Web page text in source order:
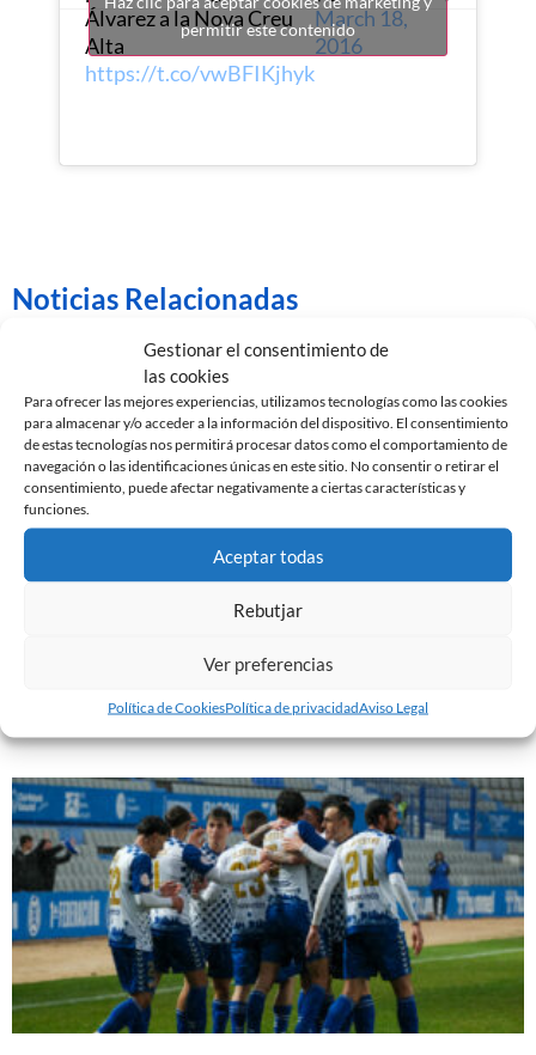
Gestionar el consentimiento de
las cookies
Para ofrecer las mejores experiencias, utilizamos tecnologías como las cookies
para almacenar y/o acceder a la información del dispositivo. El consentimiento
de estas tecnologías nos permitirá procesar datos como el comportamiento de
navegación o las identificaciones únicas en este sitio. No consentir o retirar el
consentimiento, puede afectar negativamente a ciertas características y
funciones.
Aceptar todas
Rebutjar
Ver preferencias
Política de CookiesPolítica de privacidadAviso Legal
Álvarez a la Nova Creu
Alta
https://t.co/vwBFIKjhyk
March 18,
2016
permitir este contenido
Noticias Relacionadas